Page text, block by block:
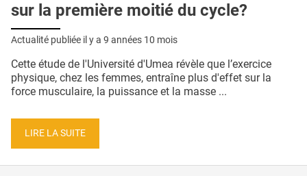
sur la première moitié du cycle?
Actualité publiée il y a 9 années 10 mois
Cette étude de l'Université d'Umea révèle que l’exercice
physique, chez les femmes, entraîne plus d'effet sur la
force musculaire, la puissance et la masse ...
LIRE LA SUITE